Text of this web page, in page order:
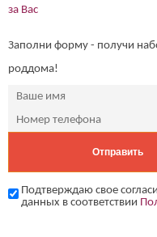
за Вас
Заполни форму - получи
роддома!
Подтверждаю свое
данных в соответствии